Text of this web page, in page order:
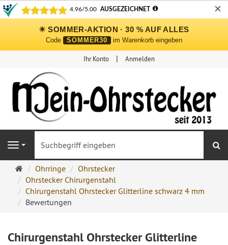
✕
☀ SOMMER-AKTION · 30 % AUF ALLES
Code SOMMER30 im Warenkorb eingeben
Ihr Konto Anmelden
Navigation
Ohrringe
Ohrstecker
Onlineshop
Ohrringe
Ohrstecker
Ohrstecker Chirurgenstahl
Chirurgenstahl Ohrstecker Glitterline schwarz 4 mm
Bewertungen
Chirurgenstahl Ohrstecker Glitterline